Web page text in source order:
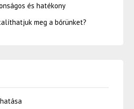
és hatékony
meg a bőrünket?